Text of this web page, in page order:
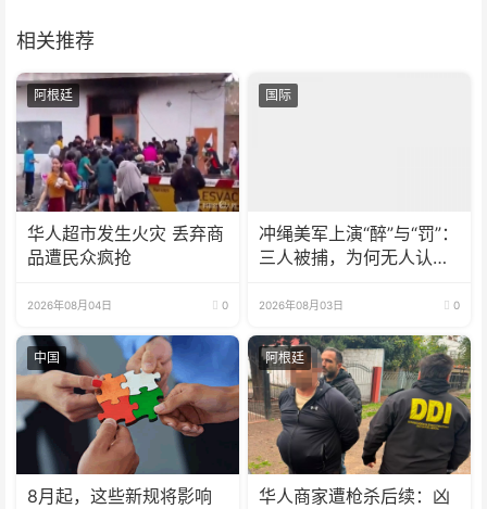
相关推荐
阿根廷
华人超市发生火灾 丢弃商
品遭民众疯抢
2026年08月04日 0
国际
冲绳美军上演“醉”与“罚”：
三人被捕，为何无人认
2026年08月03日 0
中国
8月起，这些新规将影响
阿根廷
华人商家遭枪杀后续：凶